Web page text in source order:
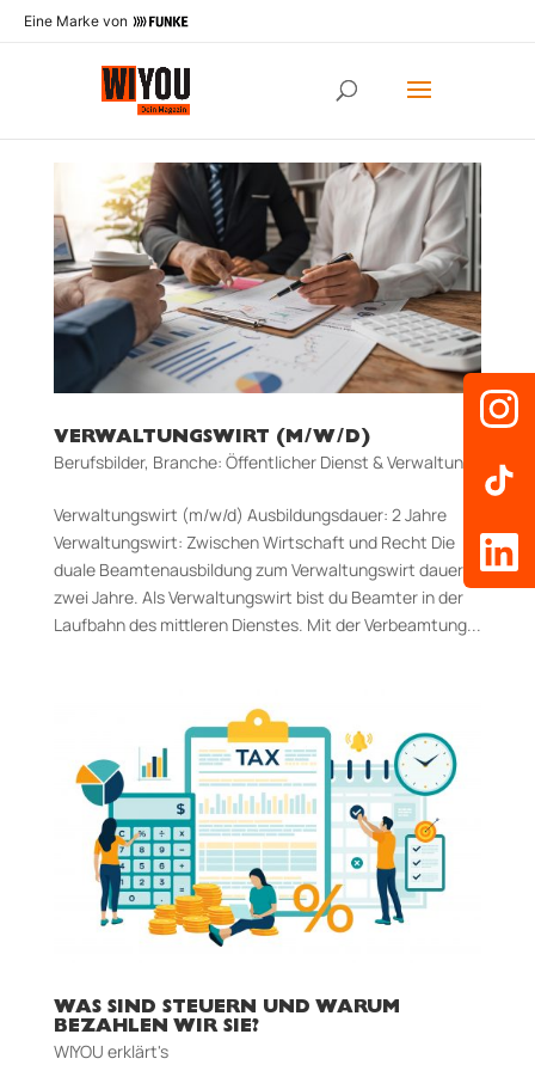
Eine Marke von
VERWALTUNGSWIRT (M/W/D)
Berufsbilder, Branche: Öffentlicher Dienst & Verwaltung
Verwaltungswirt (m/w/d) Aus­bildungs­dauer: 2 Jahre
Verwaltungswirt: Zwischen Wirtschaft und Recht Die
duale Beamtenausbildung zum Verwaltungswirt dauert
zwei Jahre. Als Verwaltungswirt bist du Beamter in der
Laufbahn des mittleren Dienstes. Mit der Verbeamtung...
WAS SIND STEUERN UND WARUM
BEZAHLEN WIR SIE?
WIYOU erklärt's